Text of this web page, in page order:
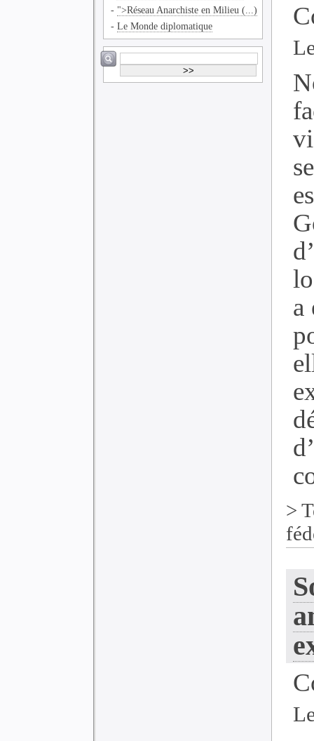
- ">Réseau Anarchiste en Milieu (...)
-Le Monde diplomatique
a
>